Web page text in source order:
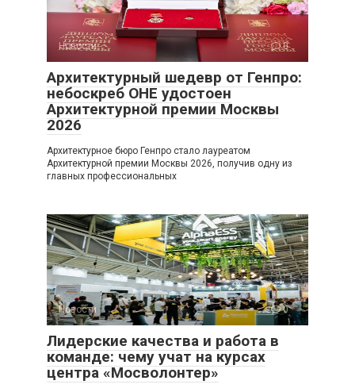
Новости 0
Архитектурный шедевр от Генпро:
небоскреб ОНЕ удостоен
Архитектурной премии Москвы
2026
Архитектурное бюро Генпро стало лауреатом
Архитектурной премии Москвы 2026, получив одну из
главных профессиональных
Новости 0
Лидерские качества и работа в
команде: чему учат на курсах
центра «Мосволонтер»